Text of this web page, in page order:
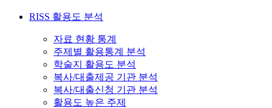
RISS 활용도 분석
자료 현황 통계
주제별 활용통계 분석
학술지 활용도 분석
복사/대출제공 기관 분석
복사/대출신청 기관 분석
활용도 높은 주제